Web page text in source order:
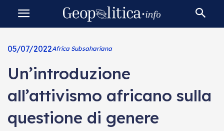
05/07/2022Africa Subsahariana
Un’introduzione
all’attivismo africano sulla
questione di genere